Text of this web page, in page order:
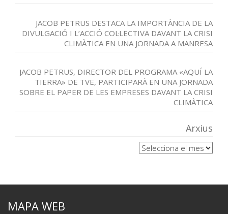
JACOB PETRUS DESTACA LA IMPORTÀNCIA DE LA
DIVULGACIÓ I L’ACCIÓ COL·LECTIVA DAVANT LA CRISI
CLIMÀTICA EN UNA JORNADA A MANRESA
JACOB PETRUS, DIRECTOR DEL PROGRAMA «AQUÍ LA
TIERRA» DE TVE, PARTICIPARÀ EN UNA JORNADA
SOBRE EL PAPER DE LES EMPRESES DAVANT LA CRISI
CLIMÀTICA
Arxius
Arxius
MAPA WEB